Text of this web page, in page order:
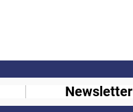
Newsletter